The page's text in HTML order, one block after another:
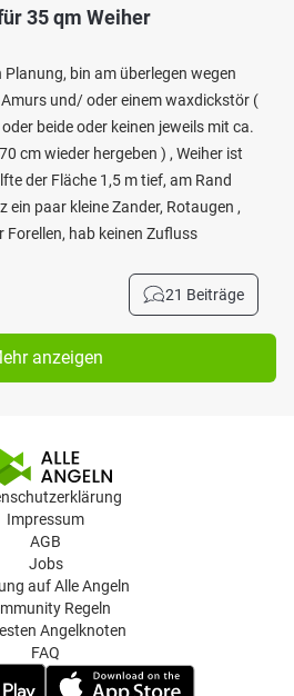
35 qm Weiher
Planung, bin am überlegen wegen
und/ oder einem waxdickstör (
beide oder keinen jeweils mit ca.
cm wieder hergeben ) , Weiher ist
der Fläche 1,5 m tief, am Rand
ein paar kleine Zander, Rotaugen ,
Forellen, hab keinen Zufluss
21 Beiträge
anzeigen
Impressum
AGB
Jobs
auf Alle Angeln
Regeln
Angelknoten
FAQ